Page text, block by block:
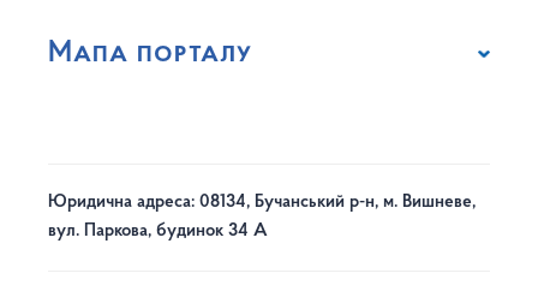
Мапа порталу
Юридична адреса: 08134, Бучанський р-н, м. Вишневе,
вул. Паркова, будинок 34 А